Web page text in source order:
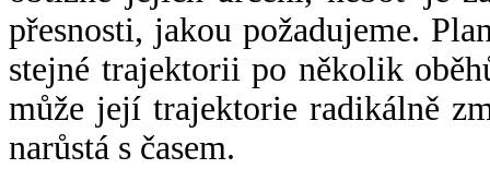
přesnosti, jakou požadujeme.
stejné trajektorii po několik
může její trajektorie radikálně
narůstá s časem.